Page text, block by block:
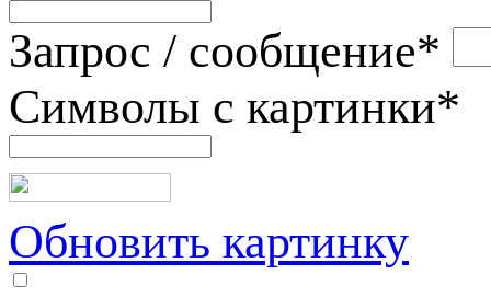
Запрос / сообщение*
Символы с картинки*
Обновить картинку